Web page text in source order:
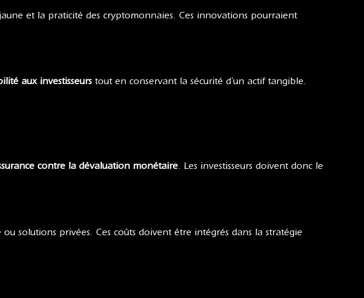
et la praticité des cryptomonnaies. Ces innovations pourraient
aux investisseurs tout en conservant la sécurité d’un actif tangible.
contre la dévaluation monétaire. Les investisseurs doivent donc le
solutions privées. Ces coûts doivent être intégrés dans la stratégie